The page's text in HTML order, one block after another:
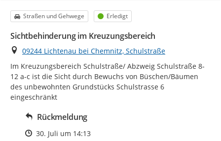
Kategorie
Straßen und Gehwege Status
Erledigt
Sichtbehinderung im Kreuzungsbereich
Ort
09244 Lichtenau bei Chemnitz, Schulstraße
Im Kreuzungsbereich Schulstraße/ Abzweig Schulstraße 8-
12 a-c ist die Sicht durch Bewuchs von Büschen/Bäumen
des unbewohnten Grundstücks Schulstrasse 6
eingeschränkt
Rückmeldung
Zeitpunkt des Erstellens
30. Juli um 14:13